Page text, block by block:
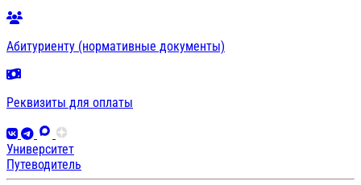
Абитуриенту (нормативные документы)
Реквизиты для оплаты
Университет
Путеводитель